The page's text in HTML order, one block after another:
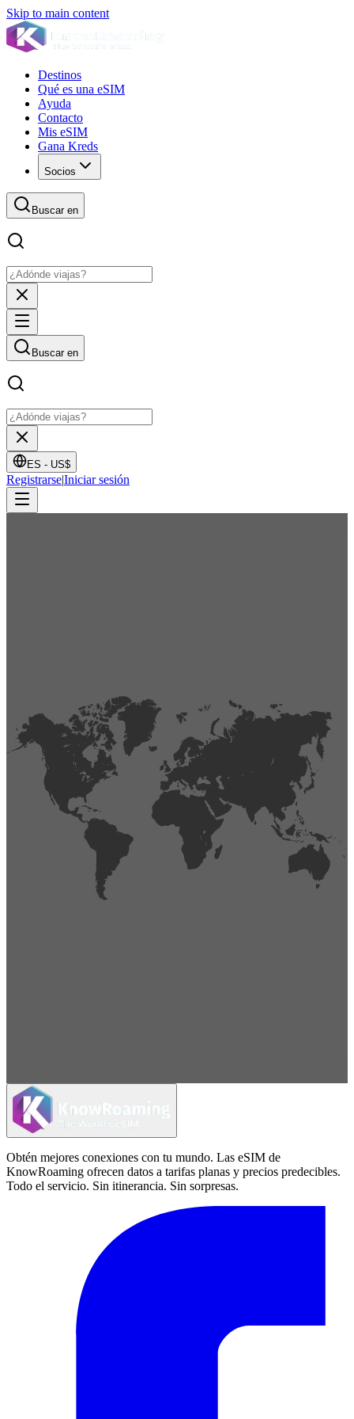
Skip to main content
Destinos
Qué es una eSIM
Ayuda
Contacto
Mis eSIM
Gana Kreds
Socios
Buscar en
Buscar en
ES - US$
Registrarse|Iniciar sesión
404Página no encontrada,
La página que buscas no existe o se ha cambiado de lugar.
Comprueba la URL e inténtalo de nuevo.
Ir a la página de inicio
Obtener soporte técnico
Obtén mejores conexiones con tu mundo. Las eSIM de
KnowRoaming ofrecen datos a tarifas planas y precios predecibles.
Todo el servicio. Sin itinerancia. Sin sorpresas.